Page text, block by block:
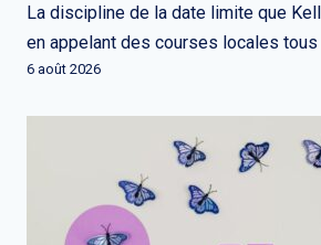
La discipline de la date limite que
en appelant des courses locales
6 août 2026